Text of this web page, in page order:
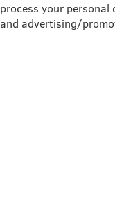
process your personal
and advertising/